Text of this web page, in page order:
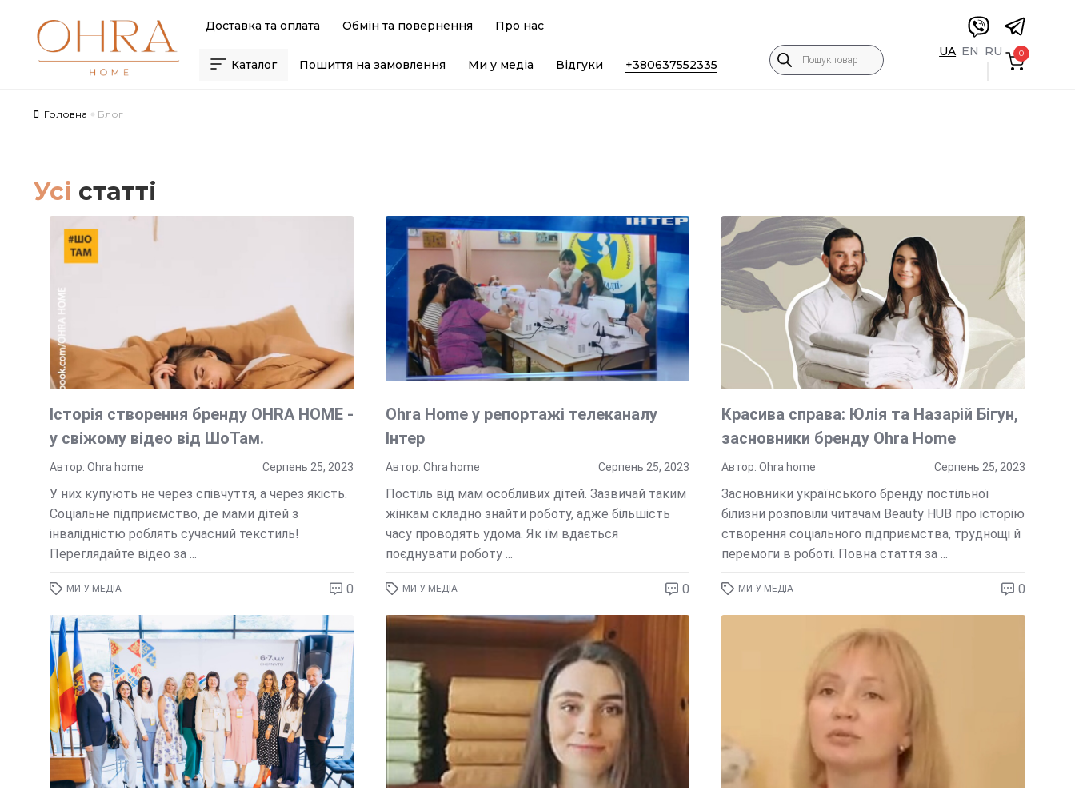
Skip
to
navigation
Skip
to
content
Доставка та оплата Обмін та повернення Про нас
Каталог Пошиття на замовлення Ми у медіа Відгуки +380637552335
Пошук
товарів
UA EN RU 0
Головна Блог
Усі статті
Історія створення бренду OHRA HOME -
у свіжому відео від ШоТам.
Автор: Ohra home Серпень 25, 2023
У них купують не через співчуття, а через якість.
Соціальне підприємство, де мами дітей з
інвалідністю роблять сучасний текстиль!
Переглядайте відео за ...
МИ У МЕДІА 0
Ohra Home у репортажі телеканалу
Інтер
Автор: Ohra home Серпень 25, 2023
Постіль від мам особливих дітей. Зазвичай таким
жінкам складно знайти роботу, адже більшість
часу проводять удома. Як їм вдається
поєднувати роботу ...
МИ У МЕДІА 0
Красива справа: Юлія та Назарій Бігун,
засновники бренду Ohra Home
Автор: Ohra home Серпень 25, 2023
Засновники українського бренду постільної
білизни розповіли читачам Beauty HUB про історію
створення соціального підприємства, труднощі й
перемоги в роботі. Повна стаття за ...
МИ У МЕДІА 0